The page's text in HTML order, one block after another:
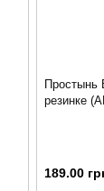
Простынь
резинке
189.00